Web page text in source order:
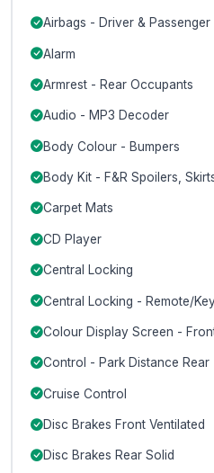
Airbags - Driver & Passenger
Alarm
Armrest - Rear Occupants
Audio - MP3 Decoder
Body Colour - Bumpers
Body Kit - F&R Spoilers,
Carpet Mats
CD Player
Central Locking
Central Locking - Remote/
Colour Display Screen -
Control - Park Distance Rear
Cruise Control
Disc Brakes Front Ventilated
Disc Brakes Rear Solid